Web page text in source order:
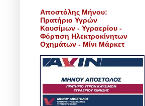
Αποστόλης Μήνου:
Πρατήριο Υγρών
Καυσίμων - Υγραερίου -
Φόρτιση Ηλεκτροκίνητων
Οχημάτων - Μίνι Μάρκετ